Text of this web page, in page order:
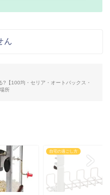
ん
【100均・セリア・オートバックス・
所
自宅の過ごし方